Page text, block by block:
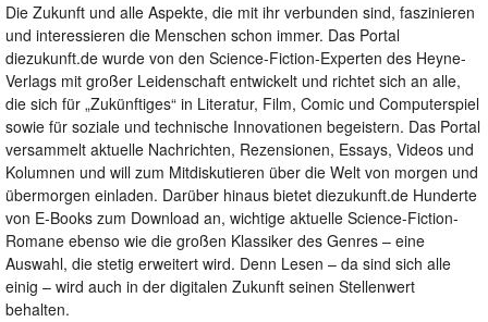
Die Zukunft und alle Aspekte, die mit ihr verbunden sind, faszinieren
und interessieren die Menschen schon immer. Das Portal
diezukunft.de wurde von den Science-Fiction-Experten des Heyne-
Verlags mit großer Leidenschaft entwickelt und richtet sich an alle,
die sich für „Zukünftiges“ in Literatur, Film, Comic und Computerspiel
sowie für soziale und technische Innovationen begeistern. Das Portal
versammelt aktuelle Nachrichten, Rezensionen, Essays, Videos und
Kolumnen und will zum Mitdiskutieren über die Welt von morgen und
übermorgen einladen. Darüber hinaus bietet diezukunft.de Hunderte
von E-Books zum Download an, wichtige aktuelle Science-Fiction-
Romane ebenso wie die großen Klassiker des Genres – eine
Auswahl, die stetig erweitert wird. Denn Lesen – da sind sich alle
einig – wird auch in der digitalen Zukunft seinen Stellenwert
behalten.